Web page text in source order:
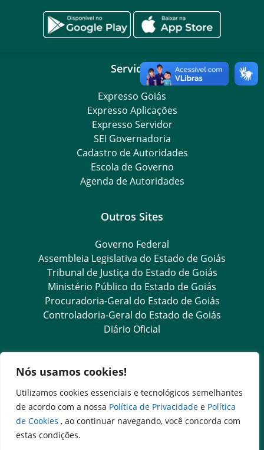
Nós usamos cookies!
Utilizamos cookies essenciais e tecnológicos semelhantes
de acordo com a nossa Política de Privacidade e Política
de Cookies , ao continuar navegando, você concorda com
estas condições.
Servidor
Expresso Goiás
Expresso Aplicações
Expresso Servidor
SEI Governadoria
Cadastro de Autoridades
Escola de Governo
Agenda de Autoridades
Outros Sites
Governo Federal
Assembleia Legislativa do Estado de Goiás
Tribunal de Justiça do Estado de Goiás
Ministério Público do Estado de Goiás
Procuradoria-Geral do Estado de Goiás
Controladoria-Geral do Estado de Goiás
Diário Oficial
Transparência e Ouvidoria
LGPD
Goiás Transparência
Dados Abertos Goiás